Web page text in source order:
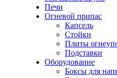
Печи
Огневой припас
Капсель
Стойки
Плиты
Подставки
Оборудование
Боксы для